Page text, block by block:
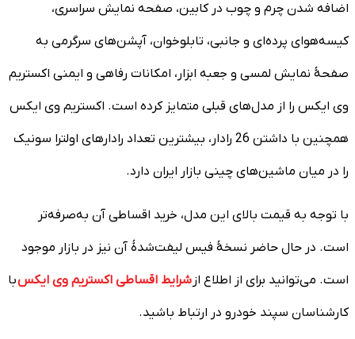
اضافه شدن چرم و چوب در کابین، صفحه نمایش سراسری،
کیسه‌هوای پرده‌ای و جانبی، تابلوخوان، آپشن‌های سرگرمی به
صفحۀ نمایش لمسی و جعبه ابزار، امکانات رفاهی و ایمنی اکستریم
وی ایکس را از مدل‌های قبلی متمایز کرده است. اکستریم وی ایکس
همچنین با داشتن 26 رادار، بیشترین تعداد رادارهای اولترا سونیک
را در میان ماشین‌های چینی بازار ایران دارد.
با توجه به قیمت بالای این مدل، خرید اقساطی آن به‌صرفه‌تر
است. در حال حاضر نسخۀ فیس لیفت‌شدۀ آن نیز در بازار موجود
است. می‌توانید برای از اطلاع از شرایط اقساطی اکستریم وی ایکسبا
کارشناسان سپند خودرو در ارتباط باشید.